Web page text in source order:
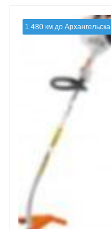
1 480 км до Архангельска